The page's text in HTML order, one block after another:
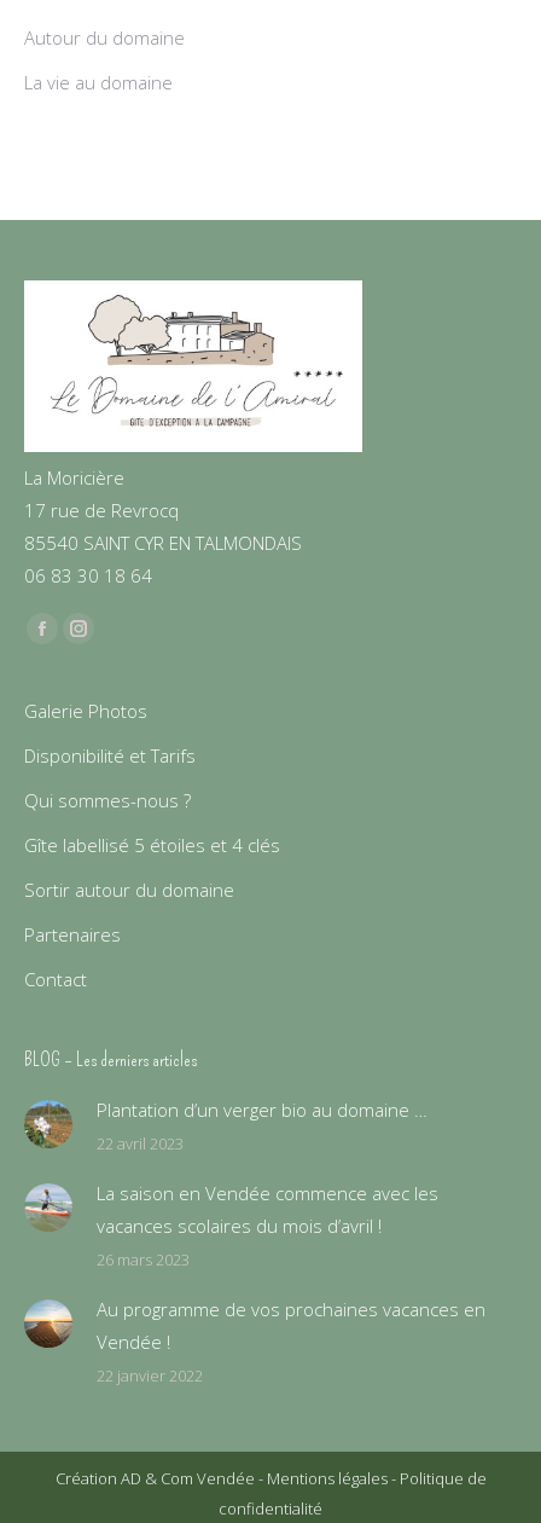
Autour du domaine
La vie au domaine
La Moricière
17 rue de Revrocq
85540 SAINT CYR EN TALMONDAIS
06 83 30 18 64
Find us on:
FacebookInstagram
Galerie Photos
Disponibilité et Tarifs
Qui sommes-nous ?
Gîte labellisé 5 étoiles et 4 clés
Sortir autour du domaine
Partenaires
Contact
BLOG – Les derniers articles
Plantation d’un verger bio au domaine …
22 avril 2023
La saison en Vendée commence avec les
vacances scolaires du mois d’avril !
26 mars 2023
Au programme de vos prochaines vacances en
Vendée !
22 janvier 2022
Création AD & Com Vendée - Mentions légales- Politique de
confidentialité